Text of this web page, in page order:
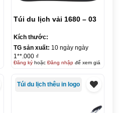
Túi du lịch vải 1680 – 03
Kích thước:
TG sản xuất: 10 ngày ngày
1**.000 ₫
Đăng kýhoặc Đăng nhậpđể xem giá
Túi du lịch thêu in logo